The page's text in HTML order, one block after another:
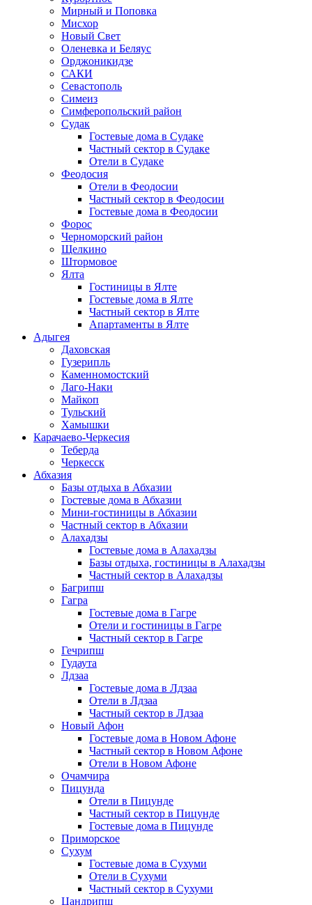
Мирный и Поповка
Мисхор
Новый Свет
Оленевка и Беляус
Орджоникидзе
САКИ
Севастополь
Симеиз
Симферопольский район
Судак
Гостевые дома в Судаке
Частный сектор в Судаке
Отели в Судаке
Феодосия
Отели в Феодосии
Частный сектор в Феодосии
Гостевые дома в Феодосии
Форос
Черноморский район
Щелкино
Штормовое
Ялта
Гостиницы в Ялте
Гостевые дома в Ялте
Частный сектор в Ялте
Апартаменты в Ялте
Адыгея
Даховская
Гузерипль
Каменномостский
Лаго-Наки
Майкоп
Тульский
Хамышки
Карачаево-Черкесия
Теберда
Черкесск
Абхазия
Базы отдыха в Абхазии
Гостевые дома в Абхазии
Мини-гостиницы в Абхазии
Частный сектор в Абхазии
Алахадзы
Гостевые дома в Алахадзы
Базы отдыха, гостиницы в Алахадзы
Частный сектор в Алахадзы
Багрипш
Гагра
Гостевые дома в Гагре
Отели и гостиницы в Гагре
Частный сектор в Гагре
Гечрипш
Гудаута
Лдзаа
Гостевые дома в Лдзаа
Отели в Лдзаа
Частный сектор в Лдзаа
Новый Афон
Гостевые дома в Новом Афоне
Частный сектор в Новом Афоне
Отели в Новом Афоне
Очамчира
Пицунда
Отели в Пицунде
Частный сектор в Пицунде
Гостевые дома в Пицунде
Приморское
Сухум
Гостевые дома в Сухуми
Отели в Сухуми
Частный сектор в Сухуми
Цандрипш